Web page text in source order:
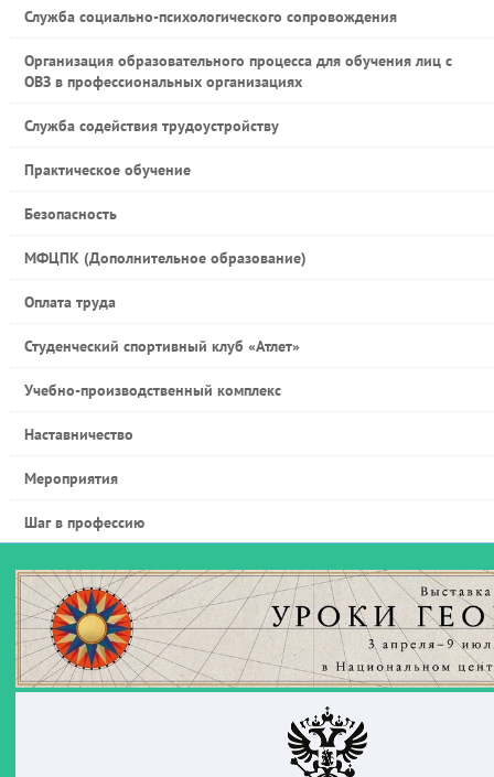
Служба социально-психологического сопровождения
Организация образовательного процесса для обучения лиц с
ОВЗ в профессиональных организациях
Служба содействия трудоустройству
Практическое обучение
Безопасность
МФЦПК (Дополнительное образование)
Оплата труда
Студенческий спортивный клуб «Атлет»
Учебно-производственный комплекс
Наставничество
Мероприятия
Шаг в профессию